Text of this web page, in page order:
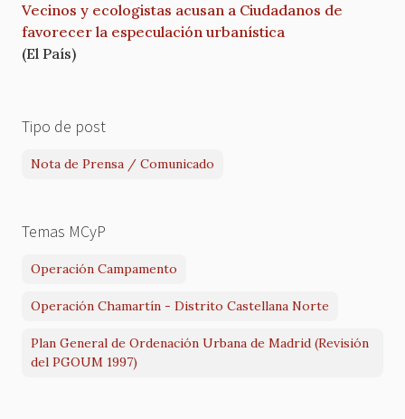
Vecinos y ecologistas acusan a Ciudadanos de
favorecer la especulación urbanística
(El País)
Tipo de post
Nota de Prensa / Comunicado
Temas MCyP
Operación Campamento
Operación Chamartín - Distrito Castellana Norte
Plan General de Ordenación Urbana de Madrid (Revisión
del PGOUM 1997)